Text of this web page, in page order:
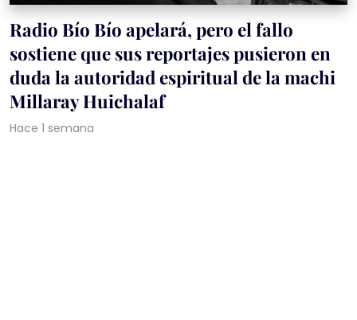
Radio Bío Bío apelará, pero el fallo
sostiene que sus reportajes pusieron en
duda la autoridad espiritual de la machi
Millaray Huichalaf
Hace 1 semana